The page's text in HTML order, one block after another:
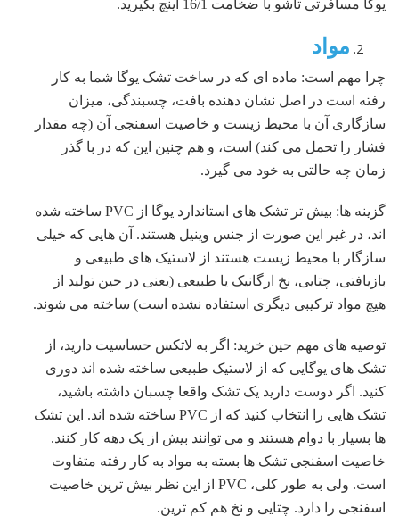
یوگا مسافرتی تاشو با ضخامت 16/1 اینچ بگیرید.
مواد
چرا مهم است: ماده ای که در ساخت تشک یوگا شما به کار
رفته است در اصل نشان دهنده بافت، چسبندگی، میزان
سازگاری آن با محیط زیست و خاصیت اسفنجی آن (چه مقدار
فشار را تحمل می کند) است، و هم چنین این که در با گذر
زمان چه حالتی به خود می گیرد.
گزینه ها: بیش تر تشک های استاندارد یوگا از PVC ساخته شده
اند، در غیر این صورت از جنس وینیل هستند. آن هایی که خیلی
سازگار با محیط زیست هستند از لاستیک های طبیعی و
بازیافتی، چتایی، نخ ارگانیک یا طبیعی (یعنی در حین تولید از
هیچ مواد ترکیبی دیگری استفاده نشده است) ساخته می شوند.
توصیه های مهم حین خرید: اگر به لاتکس حساسیت دارید، از
تشک های یوگایی که از لاستیک طبیعی ساخته شده اند دوری
کنید. اگر دوست دارید یک تشک واقعا چسبان داشته باشید،
تشک هایی را انتخاب کنید که از PVC ساخته شده اند. این تشک
ها بسیار با دوام هستند و می توانند بیش از یک دهه کار کنند.
خاصیت اسفنجی تشک ها بسته به مواد به کار رفته متفاوت
است. ولی به طور کلی، PVC از این نظر بیش ترین خاصیت
اسفنجی را دارد. چتایی و نخ هم کم ترین.